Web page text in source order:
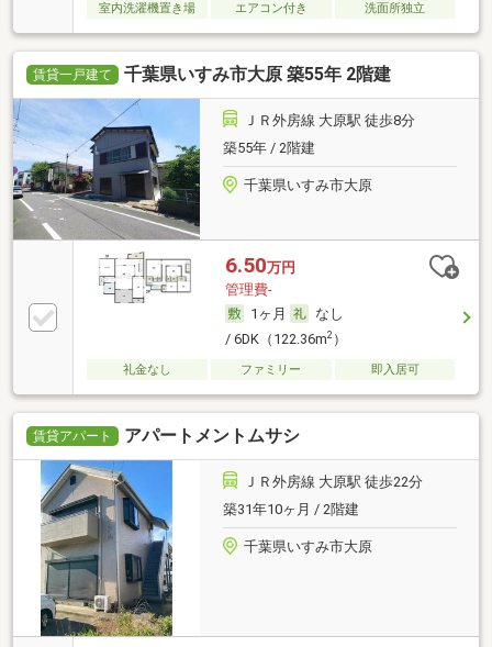
室内洗濯機置き場
エアコン付き 洗面所独立
賃貸一戸建て 千葉県いすみ市大原 築55年 2階建
ＪＲ外房線 大原駅 徒歩8分
築55年 / 2階建
千葉県いすみ市大原
6.50万円
管理費-
1ヶ月
なし
/ 6DK（122.36m2）
礼金なし ファミリー 即入居可
賃貸アパート アパートメントムサシ
ＪＲ外房線 大原駅 徒歩22分
築31年10ヶ月 / 2階建
千葉県いすみ市大原